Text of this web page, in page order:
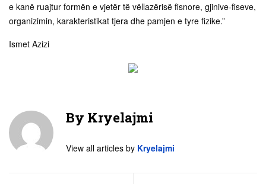
e kanë ruajtur formën e vjetër të vëllazërisë fisnore, gjinive-fiseve,
organizimin, karakteristikat tjera dhe pamjen e tyre fizike.”
Ismet Azizi
By Kryelajmi
View all articles by Kryelajmi